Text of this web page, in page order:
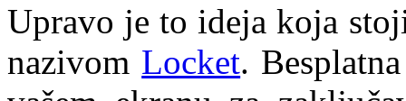
Upravo je to ideja koja
nazivom Locket.